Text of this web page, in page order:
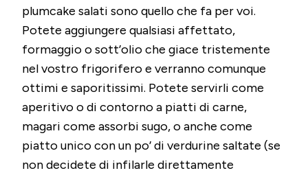
plumcake salati sono quello che fa per voi.
Potete aggiungere qualsiasi affettato,
formaggio o sott’olio che giace tristemente
nel vostro frigorifero e verranno comunque
ottimi e saporitissimi. Potete servirli come
aperitivo o di contorno a piatti di carne,
magari come assorbi sugo, o anche come
piatto unico con un po’ di verdurine saltate (se
non decidete di infilarle direttamente